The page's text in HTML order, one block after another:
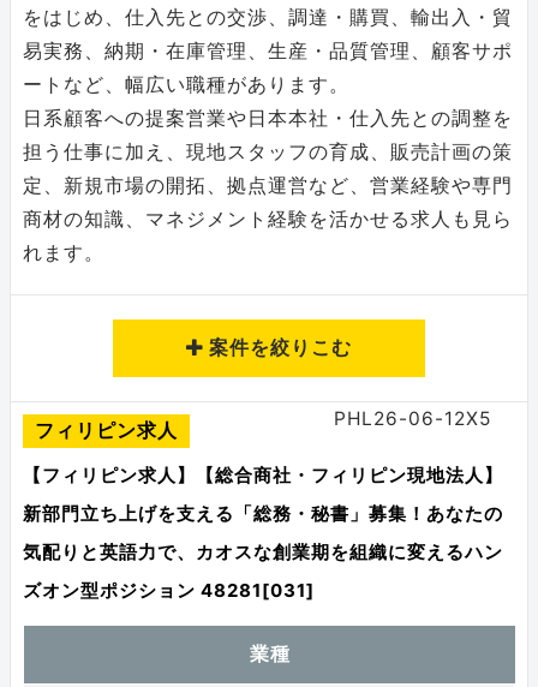
をはじめ、仕入先との交渉、調達・購買、輸出入・貿
易実務、納期・在庫管理、生産・品質管理、顧客サポ
ートなど、幅広い職種があります。
日系顧客への提案営業や日本本社・仕入先との調整を
担う仕事に加え、現地スタッフの育成、販売計画の策
定、新規市場の開拓、拠点運営など、営業経験や専門
商材の知識、マネジメント経験を活かせる求人も見ら
れます。
案件を絞りこむ
国別で探す
フィリピン求人
PHL26-06-12X5
【フィリピン求人】【総合商社・フィリピン現地法人】
新部門立ち上げを支える「総務・秘書」募集！あなたの
気配りと英語力で、カオスな創業期を組織に変えるハン
ズオン型ポジション 48281[031]
業種